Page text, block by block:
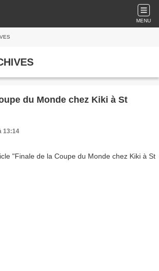
MENU
du Monde chez Kiki à St
13:14